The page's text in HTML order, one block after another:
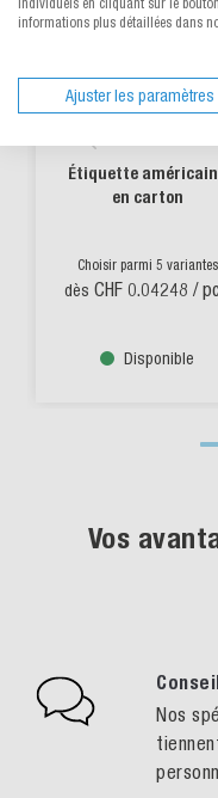
Étiquette
en carton
Choisir parmi 5 variantes
dès CHF 0.04248 /
Disponible
Vos
Nos
individuels en cliquant sur le
informations plus détaillées dans
Ajuster les paramètres